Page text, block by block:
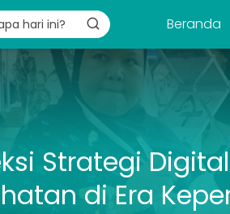
Beranda
Strategi
di Era